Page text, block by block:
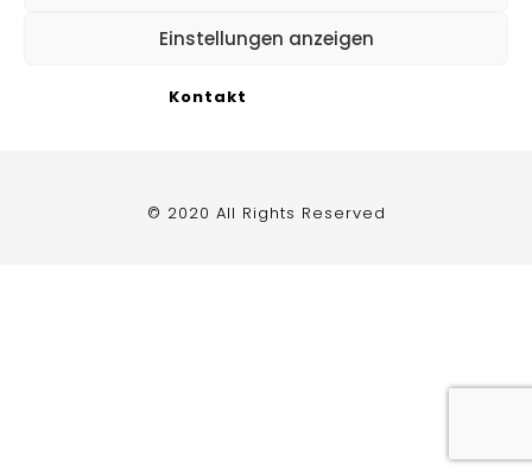
Einstellungen anzeigen
Datenschutzerklärung Cookie Richtlinie
Kontakt
© 2020 All Rights Reserved